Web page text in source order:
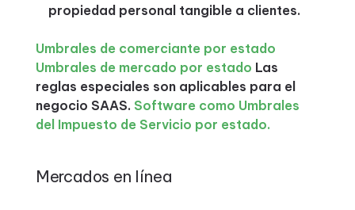
propiedad personal tangible a clientes.
Umbrales de comerciante por estado
Umbrales de mercado por estado Las
reglas especiales son aplicables para el
negocio SAAS. Software como Umbrales
del Impuesto de Servicio por estado.
Mercados en línea